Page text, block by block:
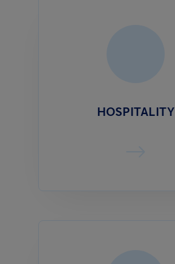
HOSPITALITY